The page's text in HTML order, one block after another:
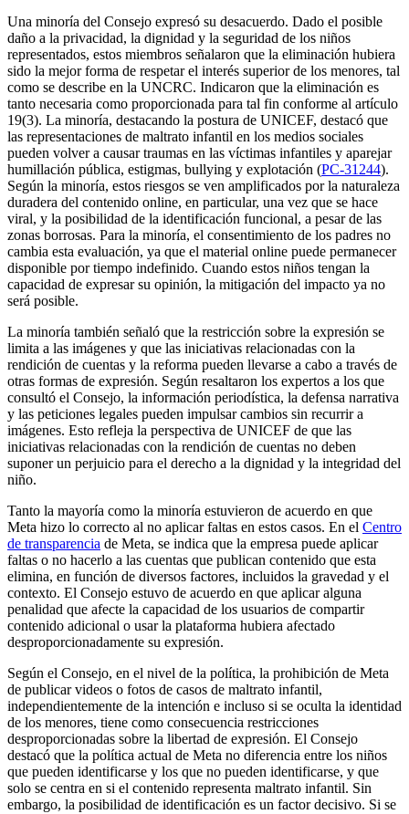
Una minoría del Consejo expresó su desacuerdo. Dado el posible
daño a la privacidad, la dignidad y la seguridad de los niños
representados, estos miembros señalaron que la eliminación hubiera
sido la mejor forma de respetar el interés superior de los menores, tal
como se describe en la UNCRC. Indicaron que la eliminación es
tanto necesaria como proporcionada para tal fin conforme al artículo
19(3). La minoría, destacando la postura de UNICEF, destacó que
las representaciones de maltrato infantil en los medios sociales
pueden volver a causar traumas en las víctimas infantiles y aparejar
humillación pública, estigmas, bullying y explotación (PC-31244).
Según la minoría, estos riesgos se ven amplificados por la naturaleza
duradera del contenido online, en particular, una vez que se hace
viral, y la posibilidad de la identificación funcional, a pesar de las
zonas borrosas. Para la minoría, el consentimiento de los padres no
cambia esta evaluación, ya que el material online puede permanecer
disponible por tiempo indefinido. Cuando estos niños tengan la
capacidad de expresar su opinión, la mitigación del impacto ya no
será posible.
La minoría también señaló que la restricción sobre la expresión se
limita a las imágenes y que las iniciativas relacionadas con la
rendición de cuentas y la reforma pueden llevarse a cabo a través de
otras formas de expresión. Según resaltaron los expertos a los que
consultó el Consejo, la información periodística, la defensa narrativa
y las peticiones legales pueden impulsar cambios sin recurrir a
imágenes. Esto refleja la perspectiva de UNICEF de que las
iniciativas relacionadas con la rendición de cuentas no deben
suponer un perjuicio para el derecho a la dignidad y la integridad del
niño.
Tanto la mayoría como la minoría estuvieron de acuerdo en que
Meta hizo lo correcto al no aplicar faltas en estos casos. En el Centro
de transparencia de Meta, se indica que la empresa puede aplicar
faltas o no hacerlo a las cuentas que publican contenido que esta
elimina, en función de diversos factores, incluidos la gravedad y el
contexto. El Consejo estuvo de acuerdo en que aplicar alguna
penalidad que afecte la capacidad de los usuarios de compartir
contenido adicional o usar la plataforma hubiera afectado
desproporcionadamente su expresión.
Según el Consejo, en el nivel de la política, la prohibición de Meta
de publicar videos o fotos de casos de maltrato infantil,
independientemente de la intención e incluso si se oculta la identidad
de los menores, tiene como consecuencia restricciones
desproporcionadas sobre la libertad de expresión. El Consejo
destacó que la política actual de Meta no diferencia entre los niños
que pueden identificarse y los que no pueden identificarse, y que
solo se centra en si el contenido representa maltrato infantil. Sin
embargo, la posibilidad de identificación es un factor decisivo. Si se